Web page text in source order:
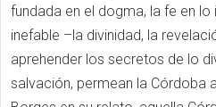
fundada en el dogma, la fe en lo
inefable –la divinidad, la
aprehender los secretos de lo
salvación, permean la Córdoba